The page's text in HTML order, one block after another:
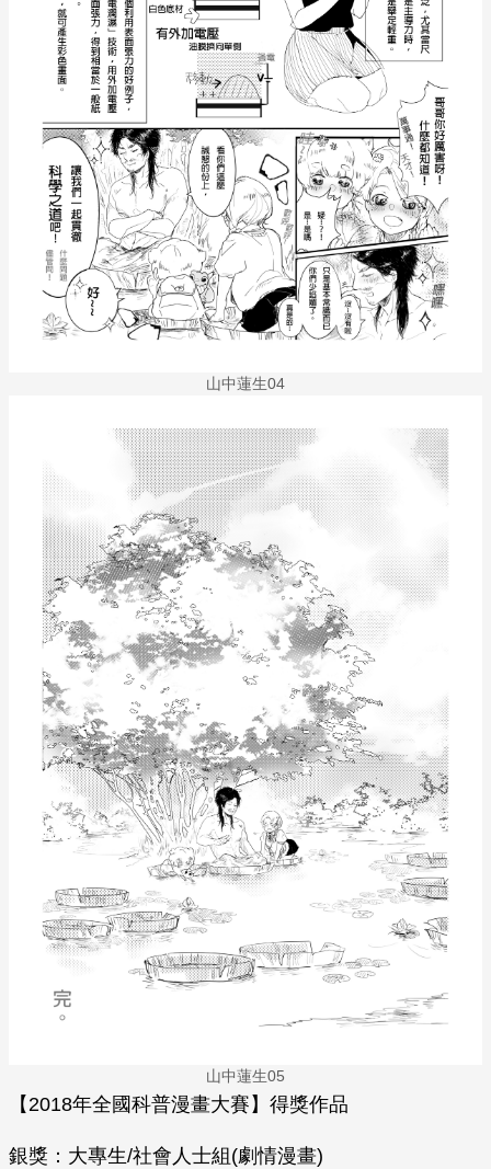
山中蓮生04
山中蓮生05
【2018年全國科普漫畫大賽】得獎作品
銀獎：大專生/社會人士組(劇情漫畫)